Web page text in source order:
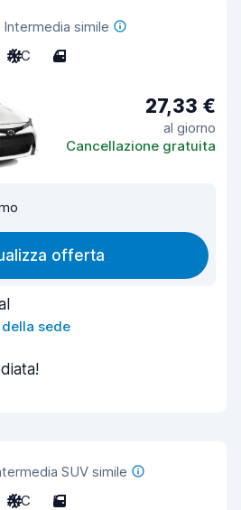
Intermedia simile
A/C 4
27,33 €
al giorno
Cancellazione gratuita
offerta
sede
SUV simile
A/C 5